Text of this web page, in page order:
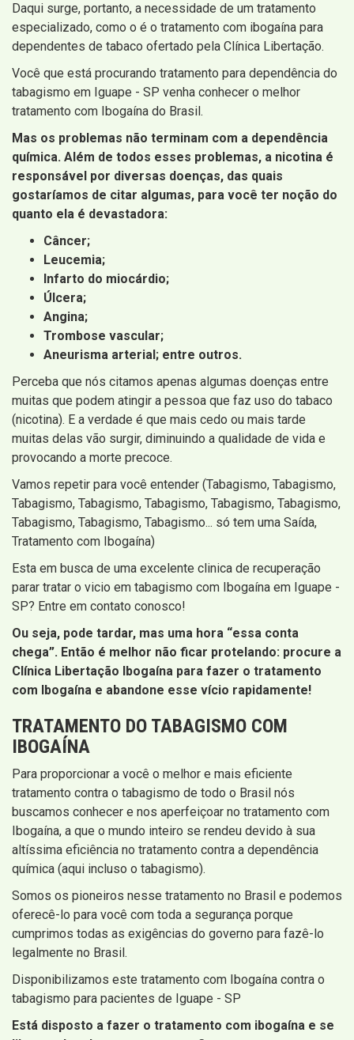
Daqui surge, portanto, a necessidade de um tratamento
especializado, como o é o tratamento com ibogaína para
dependentes de tabaco ofertado pela Clínica Libertação.
Você que está procurando tratamento para dependência do
tabagismo em Iguape - SP venha conhecer o melhor
tratamento com Ibogaína do Brasil.
Mas os problemas não terminam com a dependência
química. Além de todos esses problemas, a nicotina é
responsável por diversas doenças, das quais
gostaríamos de citar algumas, para você ter noção do
quanto ela é devastadora:
Câncer;
Leucemia;
Infarto do miocárdio;
Úlcera;
Angina;
Trombose vascular;
Aneurisma arterial; entre outros.
Perceba que nós citamos apenas algumas doenças entre
muitas que podem atingir a pessoa que faz uso do tabaco
(nicotina). E a verdade é que mais cedo ou mais tarde
muitas delas vão surgir, diminuindo a qualidade de vida e
provocando a morte precoce.
Vamos repetir para você entender (Tabagismo, Tabagismo,
Tabagismo, Tabagismo, Tabagismo, Tabagismo, Tabagismo,
Tabagismo, Tabagismo, Tabagismo... só tem uma Saída,
Tratamento com Ibogaína)
Esta em busca de uma excelente clinica de recuperação
parar tratar o vicio em tabagismo com Ibogaína em Iguape -
SP? Entre em contato conosco!
Ou seja, pode tardar, mas uma hora “essa conta
chega”. Então é melhor não ficar protelando: procure a
Clínica Libertação Ibogaína para fazer o tratamento
com Ibogaína e abandone esse vício rapidamente!
TRATAMENTO DO TABAGISMO COM
IBOGAÍNA
Para proporcionar a você o melhor e mais eficiente
tratamento contra o tabagismo de todo o Brasil nós
buscamos conhecer e nos aperfeiçoar no tratamento com
Ibogaína, a que o mundo inteiro se rendeu devido à sua
altíssima eficiência no tratamento contra a dependência
química (aqui incluso o tabagismo).
Somos os pioneiros nesse tratamento no Brasil e podemos
oferecê-lo para você com toda a segurança porque
cumprimos todas as exigências do governo para fazê-lo
legalmente no Brasil.
Disponibilizamos este tratamento com Ibogaína contra o
tabagismo para pacientes de Iguape - SP
Está disposto a fazer o tratamento com ibogaína e se